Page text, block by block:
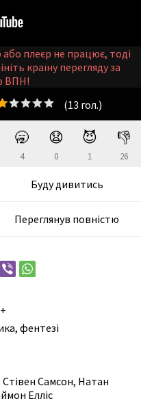
🥱
4
😧
0
😈
1
👎
26
Буду дивитись
Переглянув повністю
, фентезі
Стівен Самсон, Натан
Елліс
(13 гол.)
плеєр не працює, тоді
країну перегляду за
ВПН!